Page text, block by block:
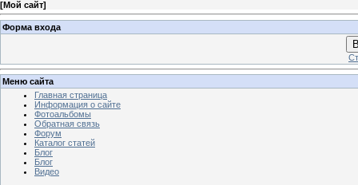
[Мой сайт]
Форма входа
Меню сайта
Главная страница
Информация о сайте
Фотоальбомы
Обратная связь
Форум
Каталог статей
Блог
Блог
Видео